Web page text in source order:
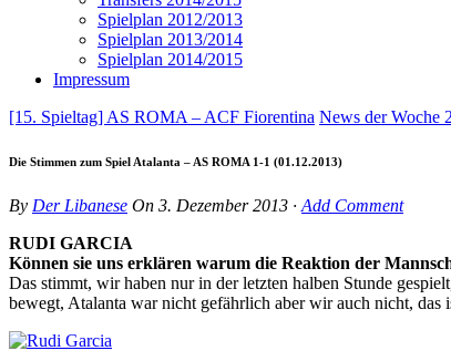
Spielplan 2012/2013
Spielplan 2013/2014
Spielplan 2014/2015
Impressum
[15. Spieltag] AS ROMA – ACF Fiorentina News der Woche
Die Stimmen zum Spiel Atalanta – AS ROMA 1-1 (01.12.2013)
By Der Libanese On 3. Dezember 2013 · Add Comment
RUDI GARCIA
Können sie uns erklären warum die Reaktion der
Das stimmt, wir haben nur in der letzten halben Stunde
bewegt, Atalanta war nicht gefährlich aber wir auch nicht, das